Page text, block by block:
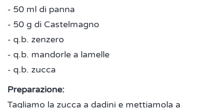
- 50 ml di panna
- 50 g di Castelmagno
- q.b. zenzero
- q.b. mandorle a lamelle
- q.b. zucca
Preparazione:
Tagliamo la zucca a dadini e mettiamola a